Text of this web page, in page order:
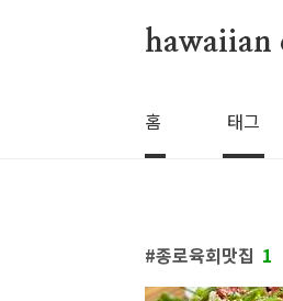
hawaiian
홈 태그
종로육회맛집 1